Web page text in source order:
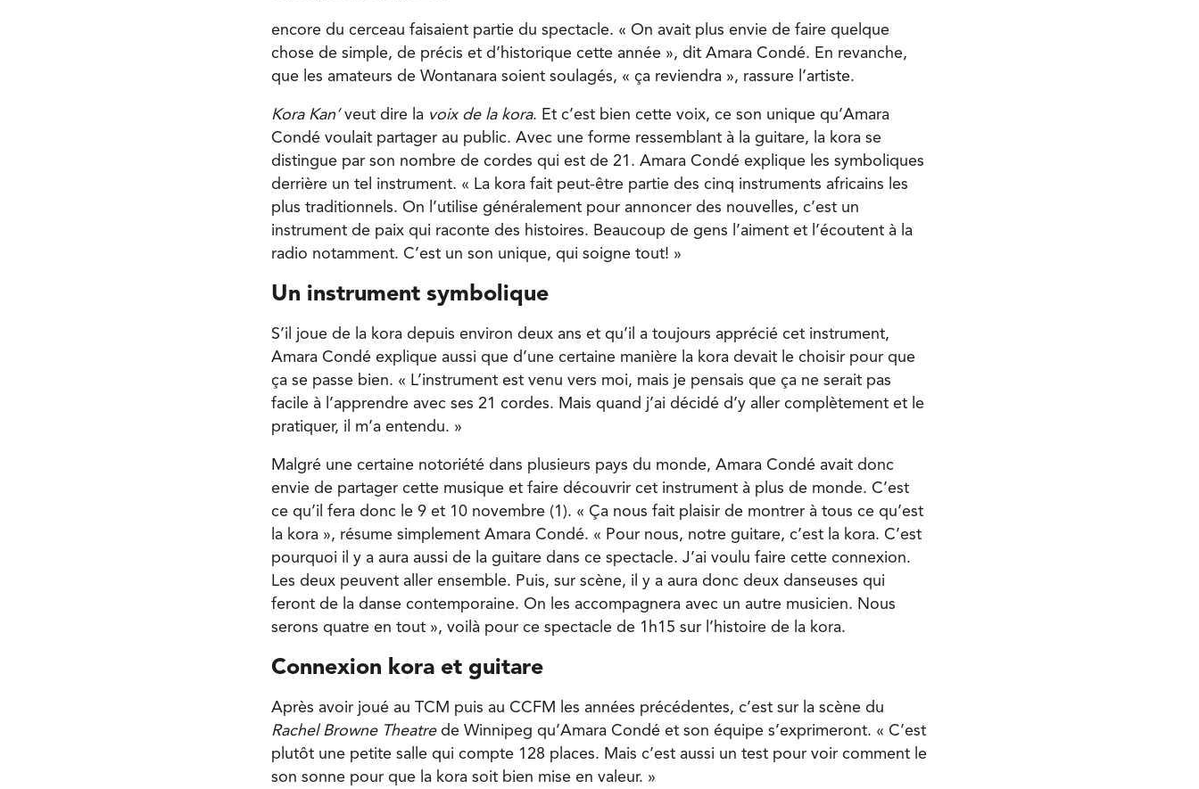
encore du cerceau faisaient partie du spectacle. « On avait plus envie de faire quelque
chose de simple, de précis et d’historique cette année », dit Amara Condé. En revanche,
que les amateurs de Wontanara soient soulagés, « ça reviendra », rassure l’artiste.
Kora Kan’veut dire la voix de la kora. Et c’est bien cette voix, ce son unique qu’Amara
Condé voulait partager au public. Avec une forme ressemblant à la guitare, la kora se
distingue par son nombre de cordes qui est de 21. Amara Condé explique les symboliques
derrière un tel instrument. « La kora fait peut-être partie des cinq instruments africains les
plus traditionnels. On l’utilise généralement pour annoncer des nouvelles, c’est un
instrument de paix qui raconte des histoires. Beaucoup de gens l’aiment et l’écoutent à la
radio notamment. C’est un son unique, qui soigne tout! »
Un instrument symbolique
S’il joue de la kora depuis environ deux ans et qu’il a toujours apprécié cet instrument,
Amara Condé explique aussi que d’une certaine manière la kora devait le choisir pour que
ça se passe bien. « L’instrument est venu vers moi, mais je pensais que ça ne serait pas
facile à l’apprendre avec ses 21 cordes. Mais quand j’ai décidé d’y aller complètement et le
pratiquer, il m’a entendu. »
Malgré une certaine notoriété dans plusieurs pays du monde, Amara Condé avait donc
envie de partager cette musique et faire découvrir cet instrument à plus de monde. C’est
ce qu’il fera donc le 9 et 10 novembre (1). « Ça nous fait plaisir de montrer à tous ce qu’est
la kora », résume simplement Amara Condé. « Pour nous, notre guitare, c’est la kora. C’est
pourquoi il y a aura aussi de la guitare dans ce spectacle. J’ai voulu faire cette connexion.
Les deux peuvent aller ensemble. Puis, sur scène, il y a aura donc deux danseuses qui
feront de la danse contemporaine. On les accompagnera avec un autre musicien. Nous
serons quatre en tout », voilà pour ce spectacle de 1h15 sur l’histoire de la kora.
Connexion kora et guitare
Après avoir joué au TCM puis au CCFM les années précédentes, c’est sur la scène du
Rachel Browne Theatre de Winnipeg qu’Amara Condé et son équipe s’exprimeront. « C’est
plutôt une petite salle qui compte 128 places. Mais c’est aussi un test pour voir comment le
son sonne pour que la kora soit bien mise en valeur. »